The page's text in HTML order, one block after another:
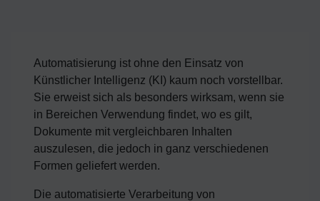
Automatisierung ist ohne den Einsatz von
Künstlicher Intelligenz (KI) kaum noch vorstellbar.
Sie erweist sich als besonders wirksam, wenn sie
in Bereichen Verwendung findet, wo es gilt,
Dokumente mit vergleichbaren Inhalten
auszulesen, die jedoch in ganz verschiedenen
Formen geliefert werden.
Die automatisierte Verarbeitung von